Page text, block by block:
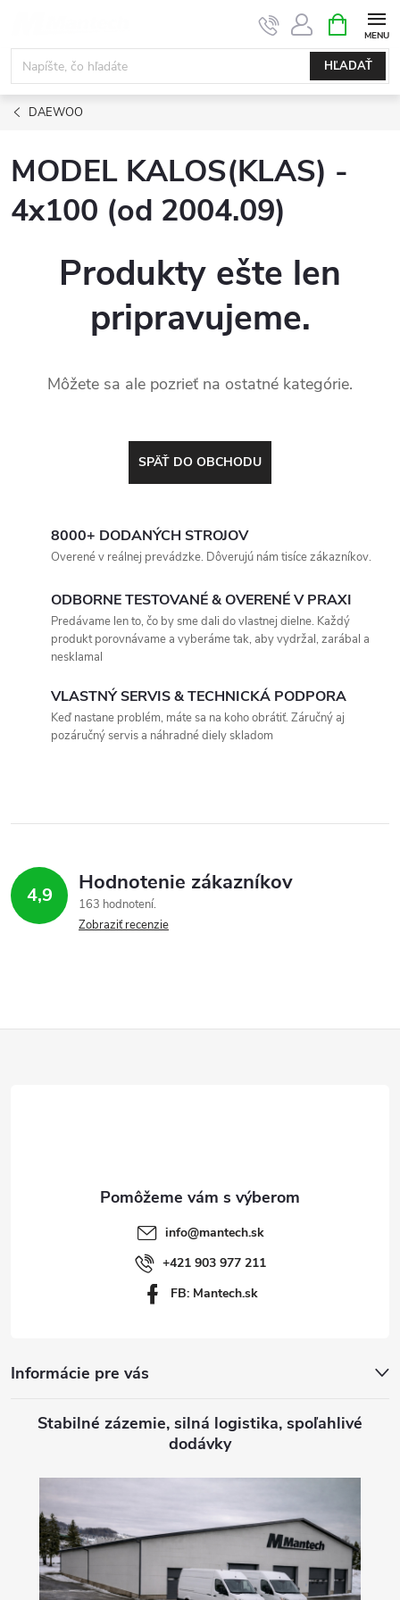
obsah
HĽADAŤ
KOŠÍK
DAEWOO
MODEL KALOS(KLAS) -
4x100 (od 2004.09)
Produkty ešte len
pripravujeme.
Môžete sa ale pozrieť na ostatné kategórie.
SPÄŤ DO OBCHODU
8000+ DODANÝCH STROJOV
Overené v reálnej prevádzke. Dôverujú nám tisíce zákazníkov.
ODBORNE TESTOVANÉ & OVERENÉ V PRAXI
Predávame len to, čo by sme dali do vlastnej dielne. Každý
produkt porovnávame a vyberáme tak, aby vydržal, zarábal a
nesklamal
VLASTNÝ SERVIS & TECHNICKÁ PODPORA
Keď nastane problém, máte sa na koho obrátiť. Záručný aj
pozáručný servis a náhradné diely skladom
4,9 Hodnotenie zákazníkov
163 hodnotení
Zobraziť recenzie
info@mantech.sk
+421 903 977 211
FB: Mantech.sk
Informácie pre vás
Stabilné zázemie, silná logistika, spoľahlivé
dodávky